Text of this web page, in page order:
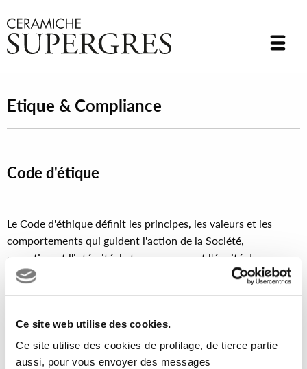
Ce site web utilise des cookies.
Ce site utilise des cookies de profilage, de tierce partie
aussi, pour vous envoyer des messages
Etique & Compliance
Code d'étique
Le Code d'éthique définit les principes, les valeurs et les
comportements qui guident l'action de la Société,
garantissant l'intégrité, la transparence et l'équité dans
toutes les activités de l'entreprise et dans les relations avec
les parties externes.
CODE D'ETHIQUE